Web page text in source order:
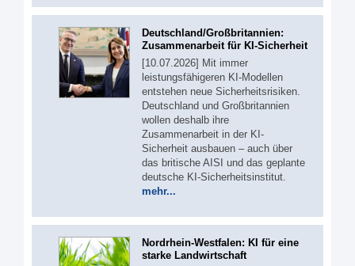
Deutschland/Großbritannien:
Zusammenarbeit für KI-Sicherheit
[10.07.2026] Mit immer
leistungsfähigeren KI-Modellen
entstehen neue Sicherheitsrisiken.
Deutschland und Großbritannien
wollen deshalb ihre
Zusammenarbeit in der KI-
Sicherheit ausbauen – auch über
das britische AISI und das geplante
deutsche KI-Sicherheitsinstitut.
mehr...
Nordrhein-Westfalen: KI für eine
starke Landwirtschaft